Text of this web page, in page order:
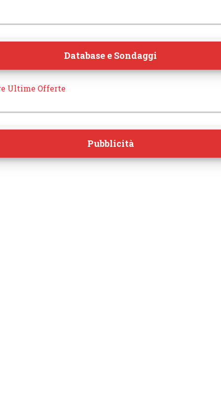
Database e Sondaggi
Ultime Offerte
Pubblicità